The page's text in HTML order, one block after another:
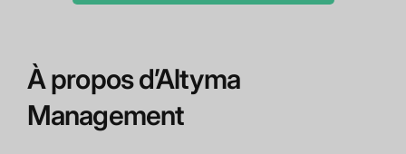
À propos d’Altyma
Management